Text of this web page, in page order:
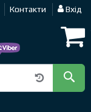
Контакти Вхід